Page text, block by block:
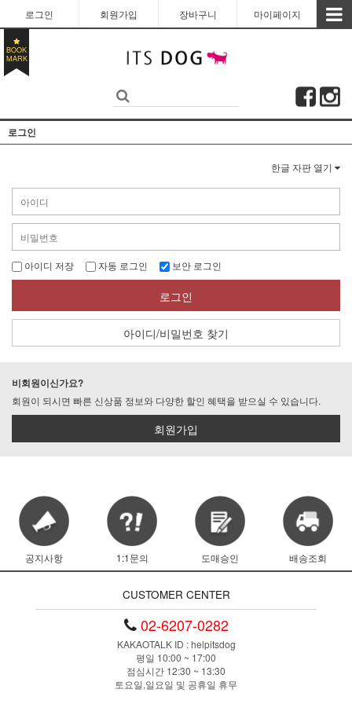
로그인 회원가입 장바구니 마이페이지
BOOK
MARK
로그인
한글 자판 열기
아이디 저장 자동 로그인 보안 로그인
로그인
아이디/비밀번호 찾기
비회원이신가요?
회원이 되시면 빠른 신상품 정보와 다양한 할인 혜택을 받으실 수 있습니다.
회원가입
공지사항 1:1문의 도매승인 배송조회
CUSTOMER CENTER
02-6207-0282
KAKAOTALK ID : helpitsdog
평일 10:00 ~ 17:00
점심시간 12:30 ~ 13:30
토요일,일요일 및 공휴일 휴무